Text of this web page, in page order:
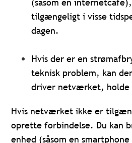
tilgængeligt i visse
dagen.
Hvis der er en
teknisk problem, kan
driver netværket, holde
Hvis netværket ikke er
oprette forbindelse. Du kan
enhed (såsom en